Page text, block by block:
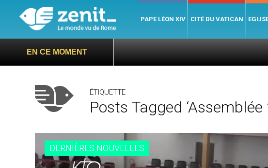
PAPE LÉON XIV CITÉ DU VATICAN
EN CE MOMENT
ÉTIQUETTE
Posts Tagged ‘assemblée
DERNIÈRES NOUVELLES